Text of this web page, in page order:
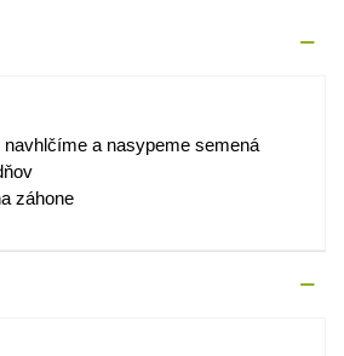
navhlčíme a nasypeme semená
záhone